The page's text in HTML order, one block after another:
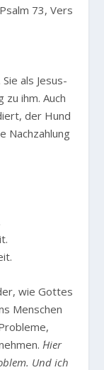
73, Vers
als Jesus-
ihm. Auch
der Hund
Nachzahlung
wie Gottes
Menschen
´Hier
Und ich